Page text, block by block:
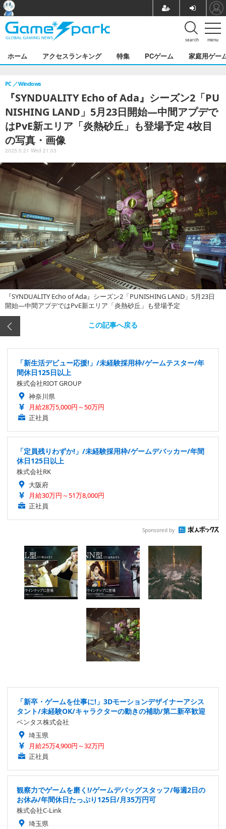
menu
search
ホーム アクセスランキング 特集 PCゲーム 家庭用ゲー
『SYNDUALITY Echo of Ada』シーズン2「PU
NISHING LAND」5月23日開始―中間アプデで
はPvE新エリア「炎熱砂丘」も登場予定 4枚目
の写真・画像
PC Windows
2025.5.21 Wed 21:03
『SYNDUALITY Echo of Ada』シーズン2「PUNISHING LAND」5月23日
開始―中間アプデではPvE新エリア「炎熱砂丘」も登場予定
この記事へ戻る
「新生活デビュー応援!」/未経験採用枠/ゲームテスター/年
間休日125日以上
株式会社RIOT GROUP
神奈川県
月給28万5,000円～50万円
正社員
「定員残りわずか!」/未経験採用枠/ゲームデバッカー/年間
休日125日以上
株式会社RK
大阪府
月給30万円～51万8,000円
正社員
Sponsored by
「新卒・ゲームを仕事に!」3Dモーションデザイナーアシス
タント/未経験OK/キャラクターの動きの補助/第二新卒歓迎
ベンタス株式会社
埼玉県
月給25万4,900円～32万円
正社員
観察力でゲームを磨く!/ゲームデバッグスタッフ/毎週2日の
お休み/年間休日たっぷり125日/月35万円可
株式会社C-Link
埼玉県